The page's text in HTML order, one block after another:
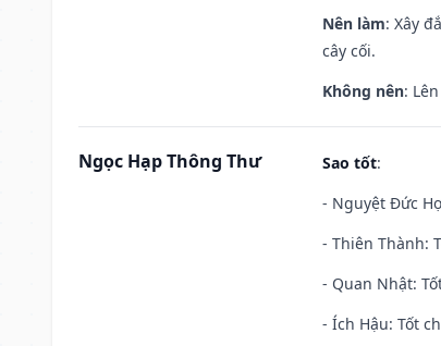
Nên làm: Xây
cây cối.
Không nên:
Ngọc Hạp Thông Thư Sao tốt:
- Nguyệt Đức
- Thiên Thành:
- Quan Nhật:
- Ích Hậu: Tốt